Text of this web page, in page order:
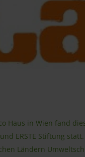
Haus in Wien fand
ERSTE Stiftung
Ländern